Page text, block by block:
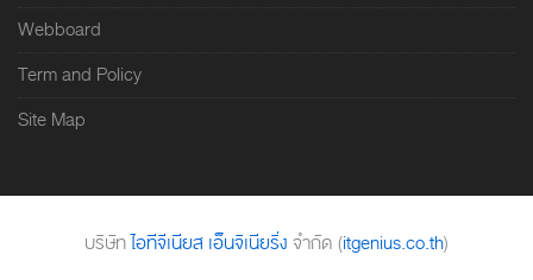
Webboard
Term and Policy
Site Map
บริษัทไอทีจีเนียส เอ็นจิเนียริ่ง จำกัด (itgenius.co.th)